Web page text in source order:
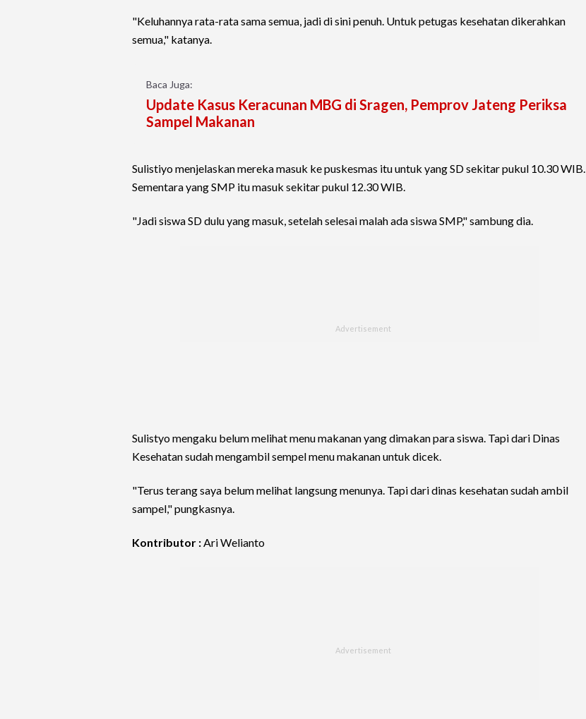
"Keluhannya rata-rata sama semua, jadi di sini penuh. Untuk petugas kesehatan dikerahkan
semua," katanya.
Baca Juga:
Update Kasus Keracunan MBG di Sragen, Pemprov Jateng Periksa
Sampel Makanan
Sulistiyo menjelaskan mereka masuk ke puskesmas itu untuk yang SD sekitar pukul 10.30 WIB.
Sementara yang SMP itu masuk sekitar pukul 12.30 WIB.
"Jadi siswa SD dulu yang masuk, setelah selesai malah ada siswa SMP," sambung dia.
Sulistyo mengaku belum melihat menu makanan yang dimakan para siswa. Tapi dari Dinas
Kesehatan sudah mengambil sempel menu makanan untuk dicek.
"Terus terang saya belum melihat langsung menunya. Tapi dari dinas kesehatan sudah ambil
sampel," pungkasnya.
Kontributor :Ari Welianto